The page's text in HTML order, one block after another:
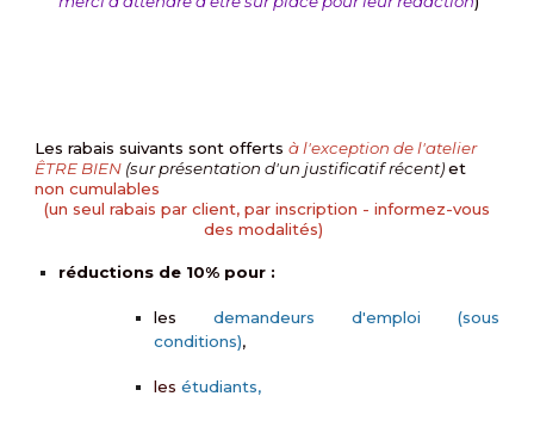
Les rabais suivants sont offertsà l'exception de l'atelier
ÊTRE BIEN (sur présentation d'un justificatif récent)et
non cumulables
(un seul rabais par client, par inscription - informez-vous
des modalités)
réductions de 10% pour :
lesdemandeurs d'emploi (sous
conditions),
lesétudiants,